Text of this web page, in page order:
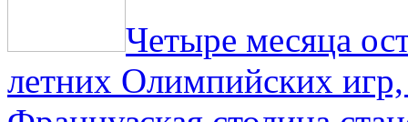
Четыре месяца
летних Олимпийских